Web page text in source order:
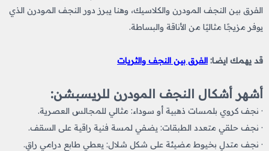
الفرق بين النجف المودرن والكلاسيك، وهنا يبرز دور النجف المودرن الذي
يوفر مزيجًا مثاليًا من الأناقة والبساطة.
قد يهمك ايضا: الفرق بين النجف والثريات
أشهر أشكال النجف المودرن للريسبشن:
· نجف كروي بلمسات ذهبية أو سوداء: مثالي للمجالس العصرية.
· نجف حلقي متعدد الطبقات: يضفي لمسة فنية راقية على السقف.
· نجف متدلٍ بخيوط مضيئة على شكل شلال: يعطي طابع درامي راقٍ.